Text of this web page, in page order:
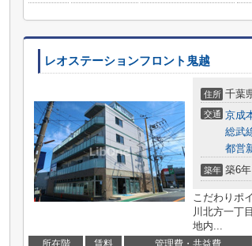
レオステーションフロント鬼越
住所 千葉
交通 京成
総武
都営
築年 築6年
こだわりポ
川北方一丁
地内...
所在階 賃料 管理費・共益費